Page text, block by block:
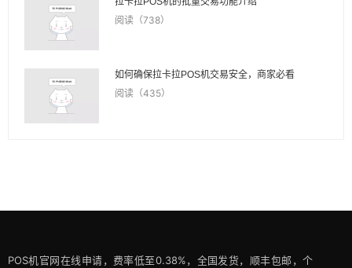
阅读（738）
如何确保拉卡拉POS机交易安全，商家必看
阅读（435）
POS机官网在线申请，费率低至0.38%，全国发货，顺丰包邮，个